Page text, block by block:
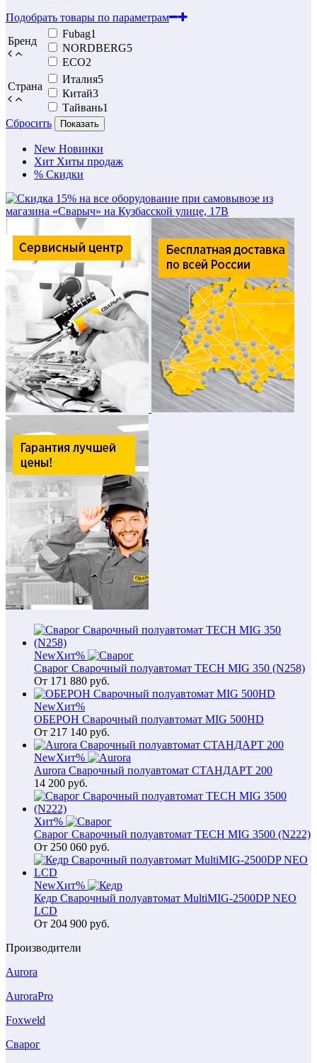
Подобрать товары по параметрам
Бренд
Fubag1
NORDBERG5
ECO2
Страна
Италия5
Китай3
Тайвань1
Сбросить
Показать
New Новинки
Хит Хиты продаж
% Скидки
NewХит%
Сварог Сварочный полуавтомат TECH MIG 350 (N258)
От 171 880 руб.
NewХит%
ОБЕРОН Сварочный полуавтомат MIG 500HD
От 217 140 руб.
NewХит%
Aurora Сварочный полуавтомат СТАНДАРТ 200
14 200 руб.
Хит%
Сварог Сварочный полуавтомат TECH MIG 3500 (N222)
От 250 060 руб.
NewХит%
Кедр Сварочный полуавтомат MultiMIG-2500DP NEO
LCD
От 204 900 руб.
Производители
Aurora
AuroraPro
Foxweld
Сварог